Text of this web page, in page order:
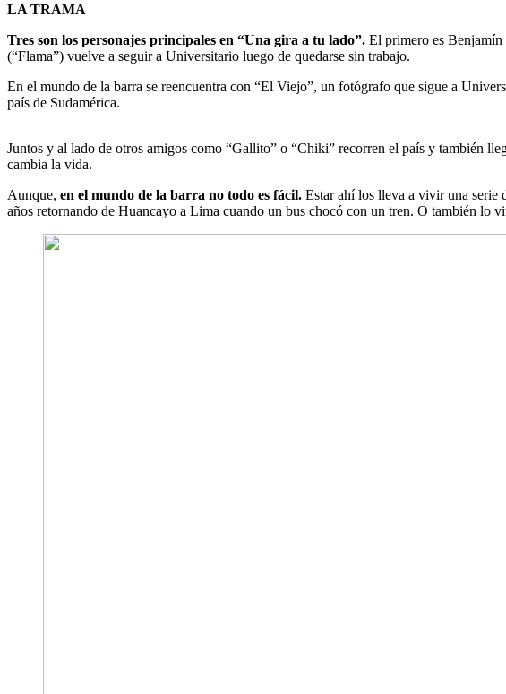
LA TRAMA
Tres son los personajes principales en “Una gira a tu lado”. El primero es
(“Flama”) vuelve a seguir a Universitario luego de quedarse sin trabajo.
En el mundo de la barra se reencuentra con “El Viejo”, un fotógrafo que sigue a
país de Sudamérica.
Juntos y al lado de otros amigos como “Gallito” o “Chiki” recorren el país y también
cambia la vida.
Aunque, en el mundo de la barra no todo es fácil. Estar ahí los lleva a vivir una serie
años retornando de Huancayo a Lima cuando un bus chocó con un tren. O también lo